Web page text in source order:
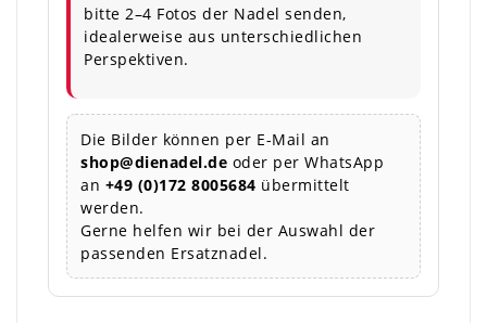
bitte 2–4 Fotos der Nadel senden,
idealerweise aus unterschiedlichen
Perspektiven.
Die Bilder können per E-Mail an
shop@dienadel.de oder per WhatsApp
an +49 (0)172 8005684 übermittelt
werden.
Gerne helfen wir bei der Auswahl der
passenden Ersatznadel.